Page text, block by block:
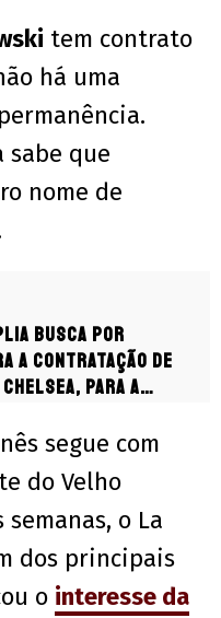
tem contrato
há uma
sabe que
nome de
busca por
a contratação de
para a
segue com
do Velho
o La
dos principais
o interesse da